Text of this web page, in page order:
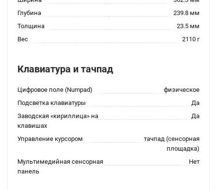
Глубина
239.8 мм
Толщина
23.5 мм
Вес
2110 г
Клавиатура и тачпад
Цифровое поле (Numpad)
физическое
Подсветка клавиатуры
Да
Заводская «кириллица» на
клавишах
Да
Управление курсором
тачпад (сенсорная
площадка)
Мультимедийная сенсорная
панель
Нет